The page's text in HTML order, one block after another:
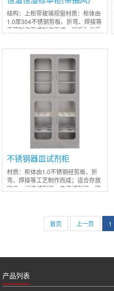
结构：上柜带玻璃视窗材质：柜体由
1.0厚304不锈钢剪板、折弯、焊接等
工艺制作而成制作而成，层板为优质
不锈钢器皿试剂柜
材质：柜体由1.0不锈钢经剪板、折
弯、焊接等工艺制作而成；适合存放
物品：标准试剂瓶、电子试剂瓶、实
首页
上一页 1
产品列表